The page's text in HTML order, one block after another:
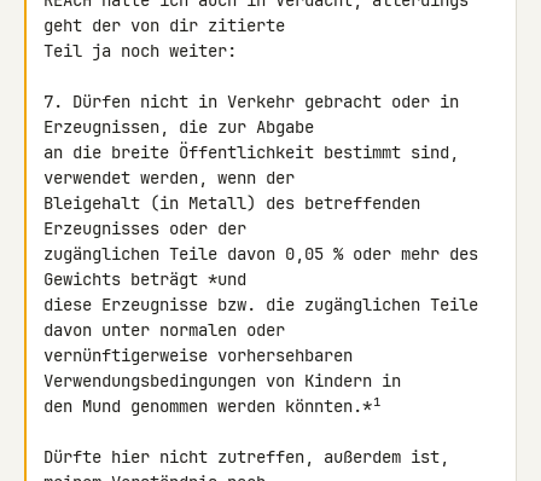
geht der von dir zitierte
Teil ja noch weiter:
7. Dürfen nicht in Verkehr gebracht oder in
Erzeugnissen, die zur Abgabe
an die breite Öffentlichkeit bestimmt sind,
verwendet werden, wenn der
Bleigehalt (in Metall) des betreffenden
Erzeugnisses oder der
zugänglichen Teile davon 0,05 % oder mehr des
Gewichts beträgt *und
diese Erzeugnisse bzw. die zugänglichen Teile
davon unter normalen oder
vernünftigerweise vorhersehbaren
Verwendungsbedingungen von Kindern in
den Mund genommen werden könnten.*¹
Dürfte hier nicht zutreffen, außerdem ist,